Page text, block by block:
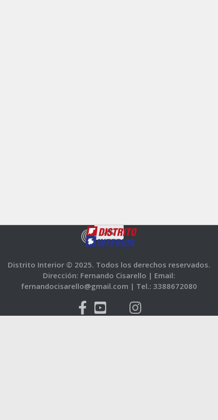
Distrito Interior © 2025. Todos los derechos reservados.
Dirección: Fernando Cisarello | Email:
fernandocisarello@gmail.com | Tel.: 3388672080